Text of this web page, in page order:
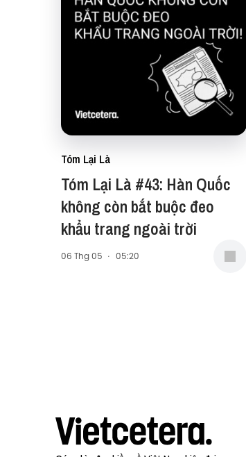
Tóm Lại Là
Tóm Lại Là #43: Hàn Quốc
không còn bắt buộc đeo
khẩu trang ngoài trời
06 Thg 05 · 05:20